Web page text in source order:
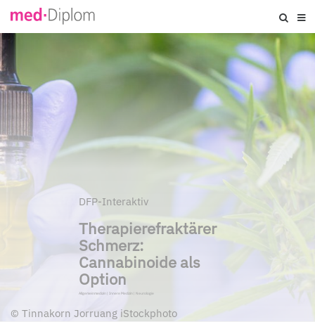
© Tinnakorn Jorruang iStockphoto
DFP-Interaktiv
Therapierefraktärer
Schmerz:
Cannabinoide als
Option
Allgemeinmedizin| Innere Medizin| Neurologie